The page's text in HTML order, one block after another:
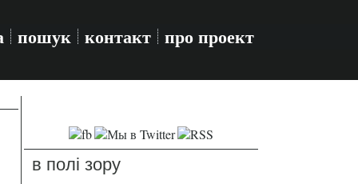
пошук контакт про проект
в полі зору